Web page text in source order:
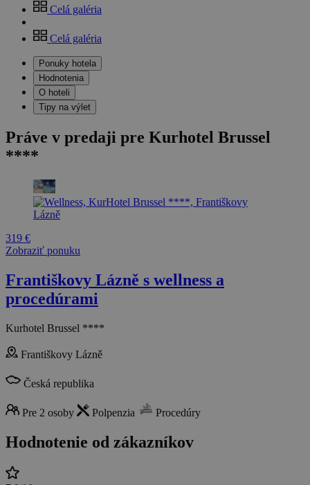
Celá galéria
Celá galéria
Ponuky hotela
Hodnotenia
O hoteli
Tipy na výlet
Práve v predaji pre Kurhotel Brussel
****
319 €
Zobraziť ponuku
Františkovy Lázně s wellness a
procedúrami
Kurhotel Brussel ****
Františkovy Lázně
Česká republika
Pre 2 osoby Polpenzia Procedúry
Hodnotenie od zákazníkov